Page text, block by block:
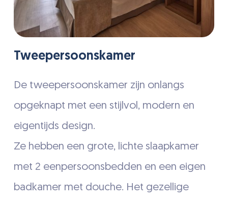
Tweepersoonskamer
De tweepersoonskamer zijn onlangs
opgeknapt met een stijlvol, modern en
eigentijds design.
Ze hebben een grote, lichte slaapkamer
met 2 eenpersoonsbedden en een eigen
badkamer met douche. Het gezellige